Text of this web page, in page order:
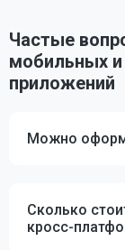
Частые
мобильных
приложений
Можно
Сколько
кросс-